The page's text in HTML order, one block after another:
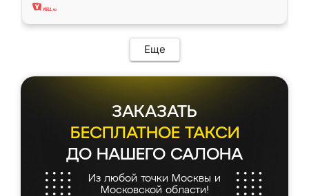
Еще
ЗАКАЗАТЬ
БЕСПЛАТНОЕ ТАКСИ
ДО НАШЕГО САЛОНА
Из любой точки Москвы и
Московской области!